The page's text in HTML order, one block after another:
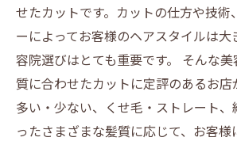
せたカットです。カットの仕方や技術
ーによってお客様のヘアスタイルは
容院選びはとても重要です。 そんな
質に合わせたカットに定評のあるお店
多い・少ない、くせ毛・ストレート
ったさまざまな髪質に応じて、お客